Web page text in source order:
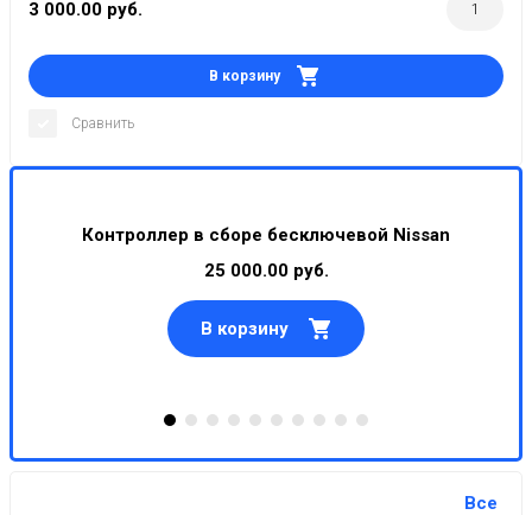
Контроллер в сборе бесключевой Nissan
25 000.00 руб.
В корзину
Все
3 000.00 руб.
В корзину
Сравнить